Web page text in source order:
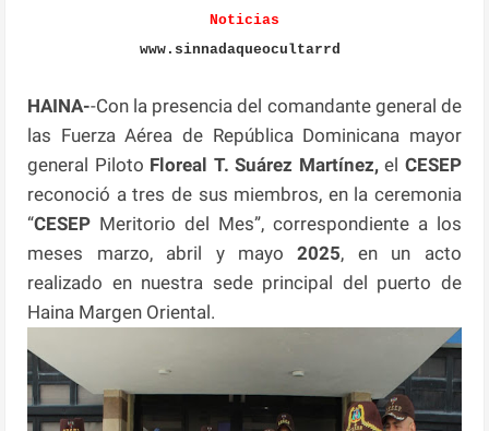
Noticias
www.sinnadaqueocultarrd
HAINA--Con la presencia del comandante general de
las Fuerza Aérea de República Dominicana mayor
general Piloto Floreal T. Suárez Martínez,el CESEP
reconoció a tres de sus miembros, en la ceremonia
“CESEP Meritorio del Mes”, correspondiente a los
meses marzo, abril y mayo2025, en un acto
realizado en nuestra sede principal del puerto de
Haina Margen Oriental.